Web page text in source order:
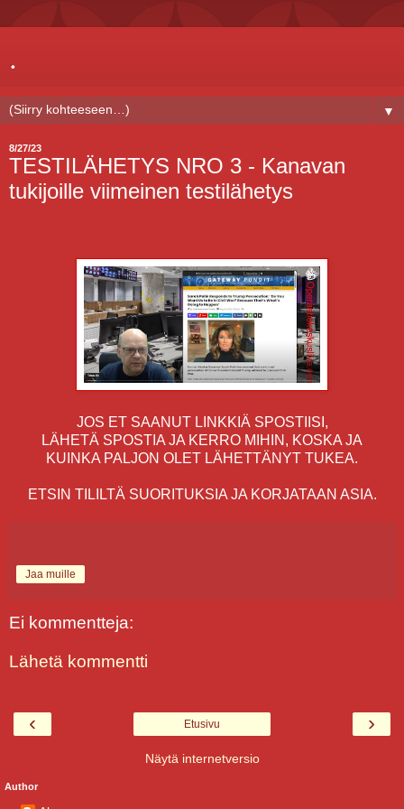
.
▼
8/27/23
TESTILÄHETYS NRO 3 - Kanavan
tukijoille viimeinen testilähetys
JOS ET SAANUT LINKKIÄ SPOSTIISI,
LÄHETÄ SPOSTIA JA KERRO MIHIN, KOSKA JA
KUINKA PALJON OLET LÄHETTÄNYT TUKEA.
ETSIN TILILTÄ SUORITUKSIA JA KORJATAAN ASIA.
Jaa muille
Ei kommentteja:
Lähetä kommentti
‹ ›
Etusivu
Näytä internetversio
Author